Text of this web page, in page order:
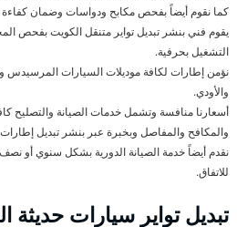
كما نقوم أيضاً بفحص مكابح ودواسات وضمان كفاءة
يقوم فني بنشر تبديل تواير متنقل الكويت بفحص
التشغيل بحرفية.
والأودي.
أسعارنا منافسة وتشمل خدمات الصيانة والتصليح
والمكافح والمفاصل وبخبرة عبر بنشر تبديل
للاتفاق.
تبديل تواير سيارات حديثة